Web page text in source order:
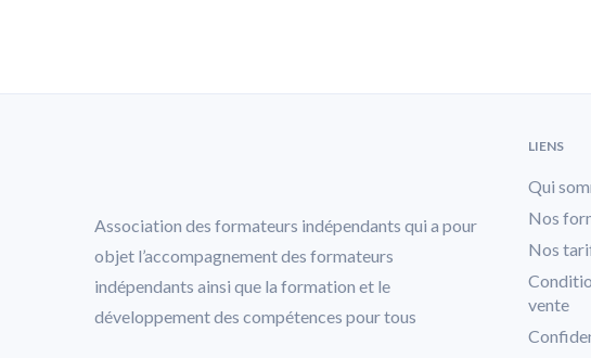
Association des formateurs indépendants qui a pour
objet l’accompagnement des formateurs
indépendants ainsi que la formation et le
développement des compétences pour tous
LIENS
Qui
Nos
Nos
vente